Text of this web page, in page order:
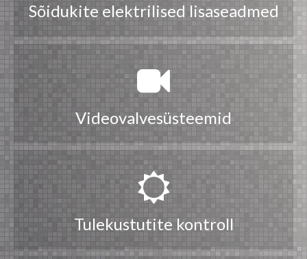
Sõidukite elektrilised lisaseadmed
Videovalvesüsteemid
Tulekustutite kontroll